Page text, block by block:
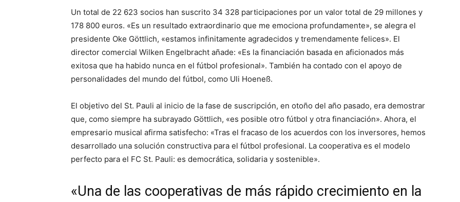
Un total de 22 623 socios han suscrito 34 328 participaciones por un valor total de 29 millones y
178 800 euros. «Es un resultado extraordinario que me emociona profundamente», se alegra el
presidente Oke Göttlich, «estamos infinitamente agradecidos y tremendamente felices». El
director comercial Wilken Engelbracht añade: «Es la financiación basada en aficionados más
exitosa que ha habido nunca en el fútbol profesional». También ha contado con el apoyo de
personalidades del mundo del fútbol, como Uli Hoeneß.
El objetivo del St. Pauli al inicio de la fase de suscripción, en otoño del año pasado, era demostrar
que, como siempre ha subrayado Göttlich, «es posible otro fútbol y otra financiación». Ahora, el
empresario musical afirma satisfecho: «Tras el fracaso de los acuerdos con los inversores, hemos
desarrollado una solución constructiva para el fútbol profesional. La cooperativa es el modelo
perfecto para el FC St. Pauli: es democrática, solidaria y sostenible».
«Una de las cooperativas de más rápido crecimiento en la